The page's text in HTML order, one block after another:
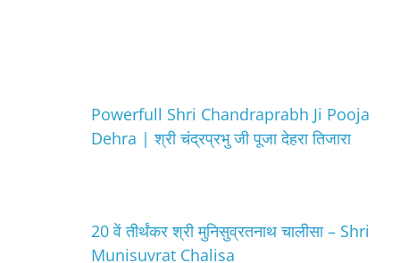
Powerfull Shri Chandraprabh Ji Pooja
Dehra | श्री चंद्रप्रभु जी पूजा देहरा तिजारा
20 वें तीर्थंकर श्री मुनिसुव्रतनाथ चालीसा – Shri
Munisuvrat Chalisa